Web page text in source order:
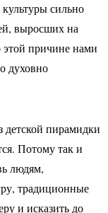
сильно
выросших на
этой причине нами
духовно
детской пирамидки
Потому так и
людям,
традиционные
и исказить до